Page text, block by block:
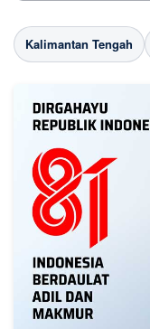
Kalimantan Tengah